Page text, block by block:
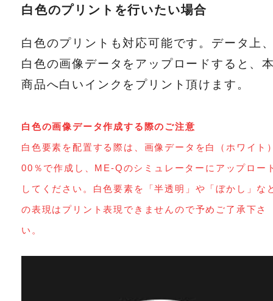
白色のプリントを行いたい場合
白色のプリントも対応可能です。データ上
白色の画像データをアップロードすると、
商品へ白いインクをプリント頂けます。
白色の画像データ作成する際のご注意
白色要素を配置する際は、画像データを白（ホワイト
00％で作成し、ME-Qのシミュレーターにアップロー
してください。白色要素を「半透明」や「ぼかし」な
の表現はプリント表現できませんので予めご了承下さ
い。